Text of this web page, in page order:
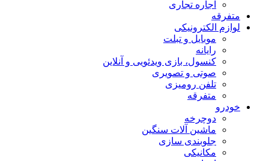
اجاره تجاری
متفرقه
لوازم الکترونیکی
موبایل و تبلت
رایانه
کنسول، بازی‌ ویدئویی و آنلاین
صوتی و تصویری
تلفن رومیزی
متفرقه
خودرو
دوچرخه
ماشین آلات سنگین
جلوبندی سازی
مکانیکی